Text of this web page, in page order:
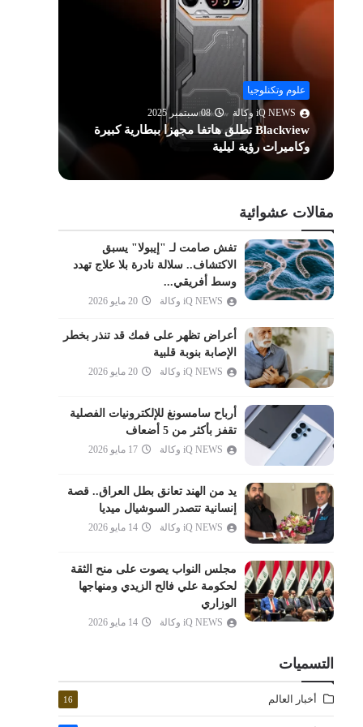
الجمعة
المنافقون
التغابن
الطلاق
التحريم
الملك
القلم
الحاقة
المعارج
نوح
الجن
المزمل
المدثر
الإنسان
المرسلات
النازعات
عبس
التكوير
الانفطار
المطففين
الانشقاق
الطارق
الأعلى
الغاشية
علوم وتكنلوجيا
iQ NEWS وكالة
08 سبتمبر 2025
Blackview تطلق هاتفا مجهزا ببطارية كبيرة
وكاميرات رؤية ليلية
مقالات عشوائية
تفش صامت لـ "إيبولا" يسبق
الاكتشاف.. سلالة نادرة بلا علاج تهدد
وسط أفريقي...
iQ NEWS وكالة 20 مايو 2026
أعراض تظهر على فمك قد تنذر بخطر
الإصابة بنوبة قلبية
iQ NEWS وكالة 20 مايو 2026
أرباح سامسونغ للإلكترونيات الفصلية
تقفز بأكثر من 5 أضعاف
iQ NEWS وكالة 17 مايو 2026
يد من الهند تعانق بطل العراق.. قصة
إنسانية تتصدر السوشيال ميديا
iQ NEWS وكالة 14 مايو 2026
مجلس النواب يصوت على منح الثقة
لحكومة علي فالح الزيدي ومنهاجها
الوزاري
iQ NEWS وكالة 14 مايو 2026
التسميات
أخبار العالم 16